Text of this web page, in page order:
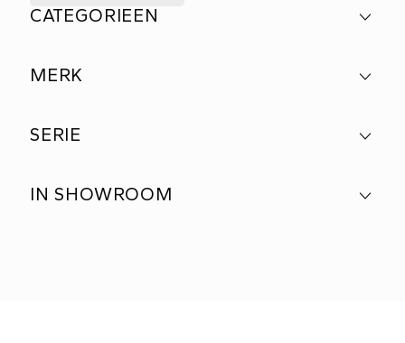
CATEGORIEEN
MERK
SERIE
IN SHOWROOM